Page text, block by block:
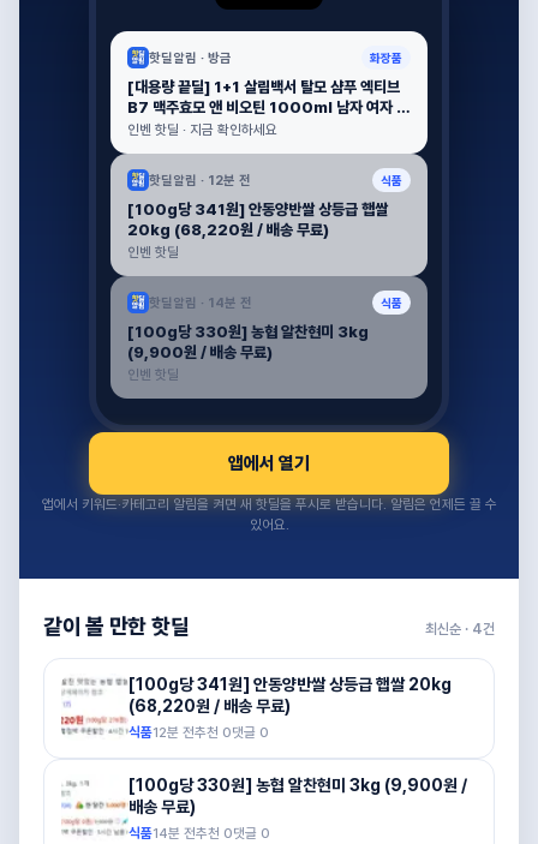
핫딜알림 · 방금 화장품
[대용량 끝딜] 1+1 살림백서 탈모 샴푸 엑티브
B7 맥주효모 앤 비오틴 1000ml 남자 여자 바
이오틴 (23,000원 / 배송 무료)
인벤 핫딜 · 지금 확인하세요
핫딜알림 · 12분 전 식품
[100g당 341원] 안동양반쌀 상등급 햅쌀
20kg (68,220원 / 배송 무료)
인벤 핫딜
핫딜알림 · 14분 전 식품
[100g당 330원] 농협 알찬현미 3kg
(9,900원 / 배송 무료)
인벤 핫딜
앱에서 열기
앱에서 키워드·카테고리 알림을 켜면 새 핫딜을 푸시로 받습니다. 알림은 언제든 끌 수
있어요.
같이 볼 만한 핫딜 최신순 · 4건
[100g당 341원] 안동양반쌀 상등급 햅쌀 20kg
(68,220원 / 배송 무료)
식품12분 전추천 0댓글 0
[100g당 330원] 농협 알찬현미 3kg (9,900원 /
배송 무료)
식품14분 전추천 0댓글 0